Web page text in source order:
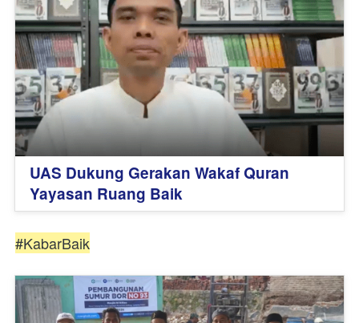
UAS Dukung Gerakan Wakaf Quran
Yayasan Ruang Baik
#KabarBaik